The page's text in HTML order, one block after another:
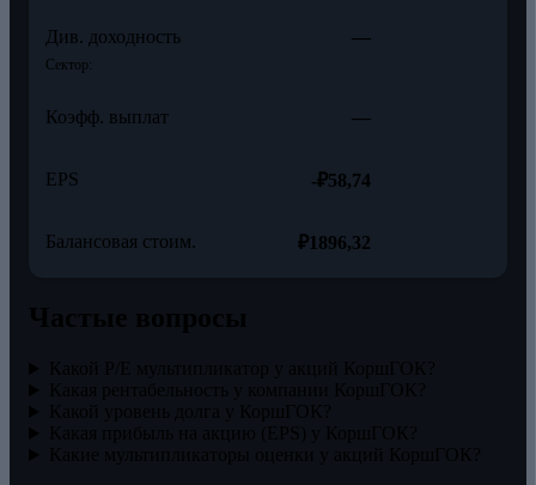
Див. доходность
Сектор:
—
Коэфф. выплат —
EPS -₽58,74
Балансовая стоим. ₽1896,32